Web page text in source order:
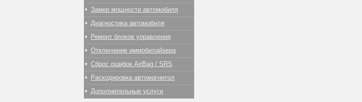
Замер мощности автомобиля
Диагностика автомобиля
Ремонт блоков управления
Отключение иммобилайзера
Сброс ошибок AirBag / SRS
Раскодировка автомагнитол
Дополнительные услуги